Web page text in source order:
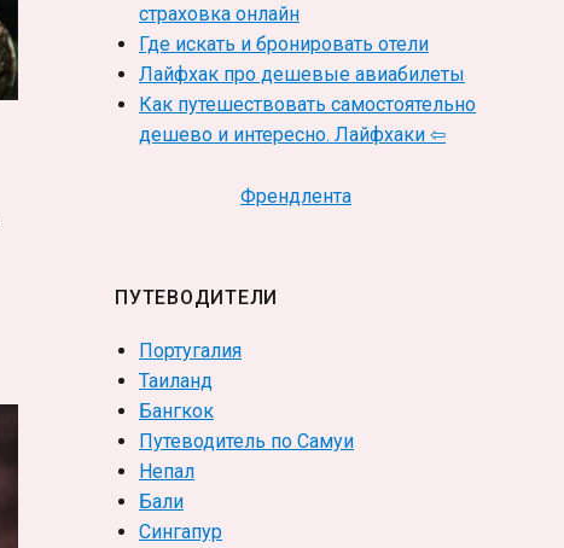
страховка онлайн
Где искать и бронировать отели
Лайфхак про дешевые авиабилеты
Как путешествовать самостоятельно
дешево и интересно. Лайфхаки ⇦
Френдлента
ПУТЕВОДИТЕЛИ
Португалия
Таиланд
Бангкок
Путеводитель по Самуи
Непал
Бали
Сингапур